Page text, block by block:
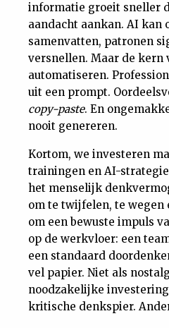
informatie groeit sneller
aandacht aankan. AI kan
samenvatten, patronen
versnellen. Maar de kern
automatiseren.
uit een prompt.
copy-paste. En
nooit genereren.
Kortom, we investeren
trainingen en AI-
het menselijk
om te twijfelen, te wegen
om een bewuste impuls
op de werkvloer: een
een standaard
vel papier. Niet als
noodzakelijke
kritische denkspier.